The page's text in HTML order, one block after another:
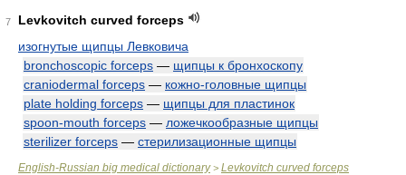
7
Levkovitch curved forceps
изогнутые щипцы Левковича
bronchoscopic forceps — щипцы к бронхоскопу
craniodermal forceps — кожно-головные щипцы
plate holding forceps — щипцы для пластинок
spoon-mouth forceps — ложечкообразные щипцы
sterilizer forceps — стерилизационные щипцы
English-Russian big medical dictionary> Levkovitch curved forceps